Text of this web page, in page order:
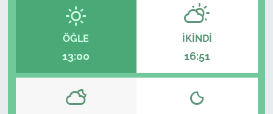
ÖĞLE
13:00
İKINDI
16:51